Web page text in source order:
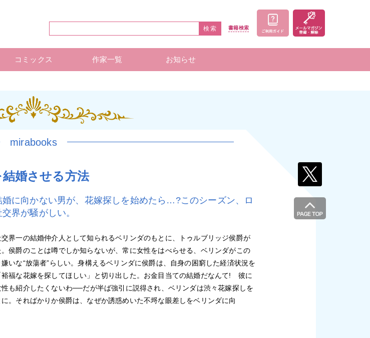
検索 書籍検索
コミックス 作家一覧 お知らせ
mirabooks
婚させる方法
婚に向かない男が、花嫁探しを始めたら…?このシーズン、ロ
界が騒がしい。
界一の結婚仲介人として知られるベリンダのもとに、トゥルブリッジ侯爵が
侯爵のことは噂でしか知らないが、常に女性をはべらせる、ベリンダがこの
いな“放蕩者”らしい。身構えるベリンダに侯爵は、自身の困窮した経済状況を
裕福な花嫁を探してほしい」と切り出した。お金目当ての結婚だなんて! 彼に
性も紹介したくないわ──だが半ば強引に説得され、ベリンダは渋々花嫁探しを
。そればかりか侯爵は、なぜか誘惑めいた不埒な眼差しをベリンダに向